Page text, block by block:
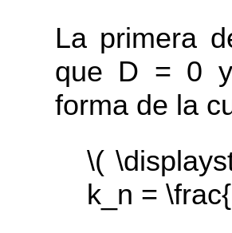
La primera
que D = 0 y
forma de la
\(
k_n =